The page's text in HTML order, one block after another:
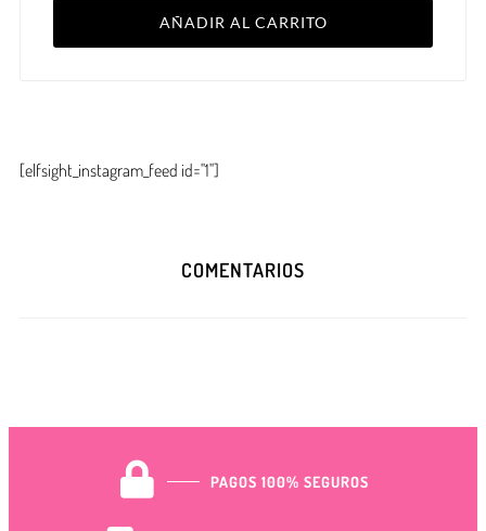
AÑADIR AL CARRITO
[elfsight_instagram_feed id="1"]
COMENTARIOS
PAGOS 100% SEGUROS